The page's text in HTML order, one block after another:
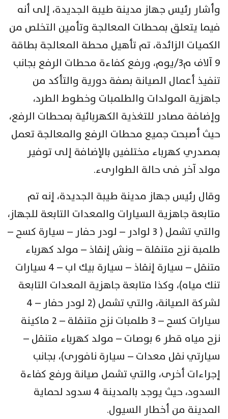
وأشار رئيس جهاز مدينة طيبة الجديدة، إلى أنه
فيما يتعلق بمحطات المعالجة وتأمين التخلص من
الكميات الزائدة، تم تأهيل محطة المعالجة بطاقة
9 آلاف م3/يوم، ورفع كفاءة محطات الرفع بجانب
تنفيذ أعمال الصيانة بصفة دورية والتأكد من
جاهزية المولدات والطلمبات وخطوط الطرد،
وإضافة مصادر للتغذية الكهربائية بمحطات الرفع،
حيث أصبحت جميع محطات الرفع والمعالجة تعمل
بمصدري كهرباء مختلفين بالإضافة إلى توفير
مولد آخر فى حالة الطوارىء.
وقال رئيس جهاز مدينة طيبة الجديدة، إنه تم
متابعة جاهزية السيارات والمعدات التابعة للجهاز،
والتي تشمل ( 3 لوادر – لودر حفار – سيارة كسح –
طلمبة نزح متنقلة – ونش إنقاذ – مولد كهرباء
متنقل – سيارة إنقاذ – سيارة بيك اب – 4 سيارات
تنك مياه)، وكذا متابعة جاهزية المعدات التابعة
لشركة الصيانة، والتي تشمل (2 لودر حفار – 4
سيارات كسح – 3 طلمبات نزح متنقلة – 2 ماكينة
نزح مياه قطر 6 بوصات – مولد كهرباء متنقل –
سيارتي نقل معدات – سيارة نافورى)، بجانب
إجراءات أخرى، والتي تشمل صيانة ورفع كفاءة
السدود، حيث يوجد بالمدينة 4 سدود لحماية
المدينة من أخطار السيول.